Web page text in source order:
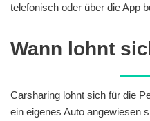
telefonisch oder über die App
Wann lohnt
Carsharing lohnt sich für die
ein eigenes Auto angewiesen